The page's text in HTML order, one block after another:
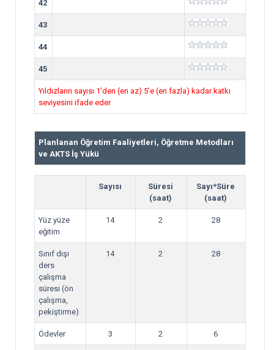
42
43
44
45
Yıldızların sayısı 1’den (en az) 5’e (en fazla) kadar katkı
seviyesini ifade eder
Planlanan Öğretim Faaliyetleri, Öğretme Metodları
ve AKTS İş Yükü
Sayısı
Süresi
(saat)
Sayı*Süre
(saat)
Yüz yüze
eğitim
14 2 28
Sınıf dışı
ders
çalışma
süresi (ön
çalışma,
pekiştirme)
14 2 28
Ödevler 3 2 6